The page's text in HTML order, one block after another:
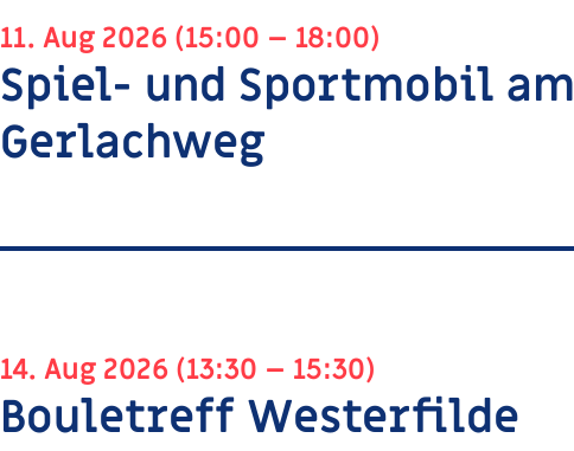
11. Aug 2026 (15:00 – 18:00)
Spiel- und Sportmobil am
Gerlachweg
14. Aug 2026 (13:30 – 15:30)
Bouletreff Westerfilde